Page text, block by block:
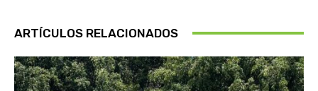
ARTÍCULOS RELACIONADOS